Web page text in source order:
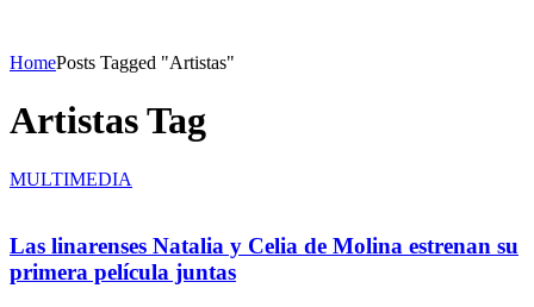
HomePosts Tagged "Artistas"
Artistas Tag
MULTIMEDIA
Las linarenses Natalia y Celia de Molina estrenan su
primera película juntas